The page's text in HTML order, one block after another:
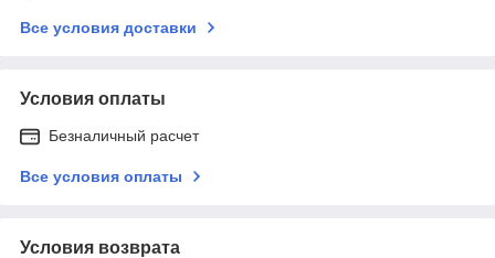
Все условия доставки
Условия оплаты
Безналичный расчет
Все условия оплаты
Условия возврата